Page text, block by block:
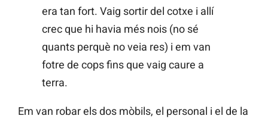
era tan fort. Vaig sortir del cotxe i allí
crec que hi havia més nois (no sé
quants perquè no veia res) i em van
fotre de cops fins que vaig caure a
terra.
Em van robar els dos mòbils, el personal i el de la